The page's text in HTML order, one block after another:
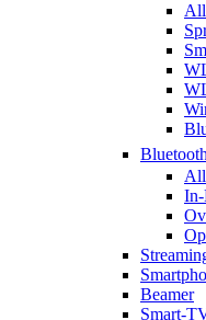
Beamer
Smart-